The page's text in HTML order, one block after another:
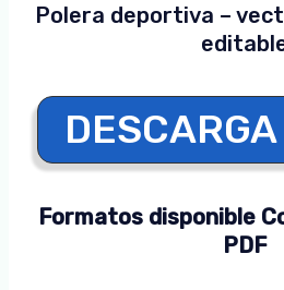
Polera deportiva –
Formatos disponible
PDF